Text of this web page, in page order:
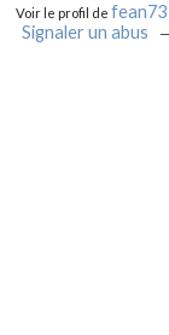
Voir le profil defean73
Signaler un abus